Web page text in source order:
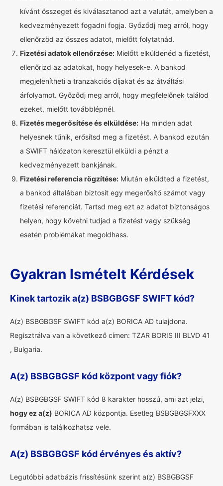
kívánt összeget és kiválasztanod azt a valutát, amelyben a
kedvezményezett fogadni fogja. Győződj meg arról, hogy
ellenőrzöd az összes adatot, mielőtt folytatnád.
Fizetési adatok ellenőrzése: Mielőtt elküldenéd a fizetést,
ellenőrizd az adatokat, hogy helyesek-e. A bankod
megjelenítheti a tranzakciós díjakat és az átváltási
árfolyamot. Győződj meg arról, hogy megfelelőnek találod
ezeket, mielőtt továbblépnél.
Fizetés megerősítése és elküldése: Ha minden adat
helyesnek tűnik, erősítsd meg a fizetést. A bankod ezután
a SWIFT hálózaton keresztül elküldi a pénzt a
kedvezményezett bankjának.
Fizetési referencia rögzítése: Miután elküldted a fizetést,
a bankod általában biztosít egy megerősítő számot vagy
fizetési referenciát. Tartsd meg ezt az adatot biztonságos
helyen, hogy követni tudjad a fizetést vagy szükség
esetén problémákat megoldhass.
Gyakran Ismételt Kérdések
Kinek tartozik a(z) BSBGBGSF SWIFT kód?
A(z) BSBGBGSF SWIFT kód a(z) BORICA AD tulajdona.
Regisztrálva van a következő címen: TZAR BORIS III BLVD 41
, Bulgaria.
A(z) BSBGBGSF kód központ vagy fiók?
A(z) BSBGBGSF SWIFT kód 8 karakter hosszú, ami azt jelzi,
hogy ez a(z) BORICA AD központja. Esetleg BSBGBGSFXXX
formában is találkozhatsz vele.
A(z) BSBGBGSF kód érvényes és aktív?
Legutóbbi adatbázis frissítésünk szerint a(z) BSBGBGSF